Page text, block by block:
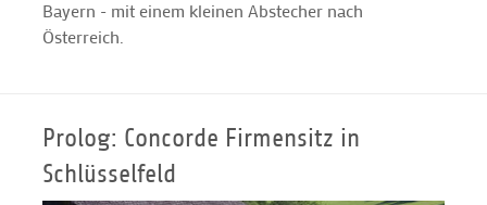
Bayern - mit einem kleinen Abstecher nach
Österreich.
Prolog: Concorde Firmensitz in
Schlüsselfeld